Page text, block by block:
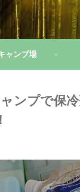
ャンプ場
ンプで保